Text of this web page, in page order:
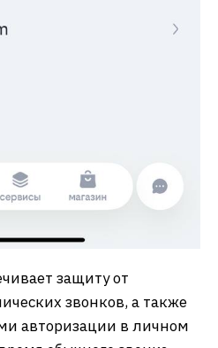
защиту от
звонков, а также
авторизации в личном